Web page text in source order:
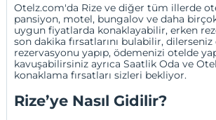
Otelz.com'da Rize ve diğer tüm illerde
pansiyon, motel, bungalov ve daha
uygun fiyatlarda konaklayabilir,erken
son dakika fırsatlarını bulabilir, dilerseniz
rezervasyonu yapıp, ödemenizi otelde
kavuşabilirsiniz ayrıcaSaatlik Oda ve
konaklama fırsatları sizleri bekliyor.
Rize’ye Nasıl Gidilir?